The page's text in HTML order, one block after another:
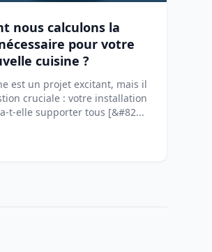
nous calculons la
pour votre
cuisine ?
est un projet excitant, mais il
cruciale : votre installation
t-elle supporter tous [&#82...